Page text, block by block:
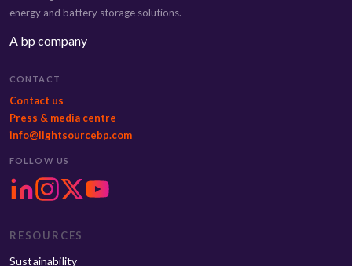
energy and battery storage solutions.
A bp company
CONTACT
Contact us
Press & media centre
info@lightsourcebp.com
FOLLOW US
RESOURCES
Sustainability